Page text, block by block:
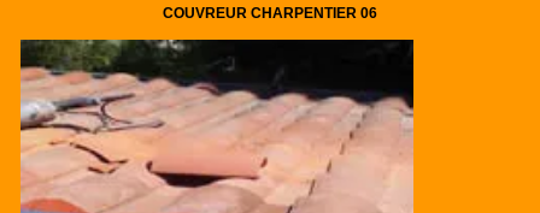
COUVREUR CHARPENTIER 06